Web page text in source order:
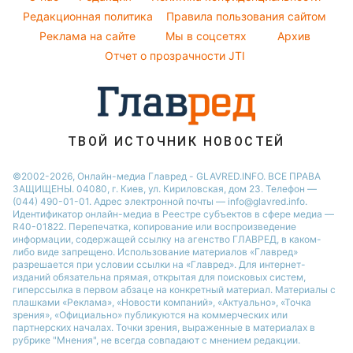
Потап
София Ротару
Новости Сум
Новости Тернополя
Новости Черкассы
Новости Одессы
Народные приметы
Все о шоу-бизнесе
Редакционная политика
Правила пользования сайтом
Реклама на сайте
Мы в соцсетях
Архив
Отчет о прозрачности JTI
ТВОЙ ИСТОЧНИК НОВОСТЕЙ
©2002-2026, Онлайн-медиа Главред - GLAVRED.INFO. ВСЕ ПРАВА
ЗАЩИЩЕНЫ. 04080, г. Киев, ул. Кириловская, дом 23. Телефон —
(044) 490-01-01. Адрес электронной почты — info@glavred.info.
Идентификатор онлайн-медиа в Реестре cубъектов в сфере медиа —
R40-01822. Перепечатка, копирование или воспроизведение
информации, содержащей ссылку на агенство ГЛАВРЕД, в каком-
либо виде запрещено. Использование материалов «Главред»
разрешается при условии ссылки на «Главред». Для интернет-
изданий обязательна прямая, открытая для поисковых систем,
гиперссылка в первом абзаце на конкретный материал. Материалы с
плашками «Реклама», «Новости компаний», «Актуально», «Точка
зрения», «Официально» публикуются на коммерческих или
партнерских началах. Точки зрения, выраженные в материалах в
рубрике "Мнения", не всегда совпадают с мнением редакции.